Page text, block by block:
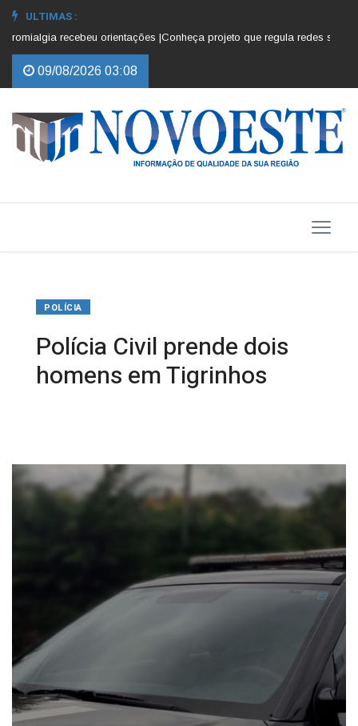
ULTIMAS :
recebeu orientações |Conheça projeto que regula redes sociais
09/08/2026 03:08
POLÍCIA
Polícia Civil prende dois
homens em Tigrinhos